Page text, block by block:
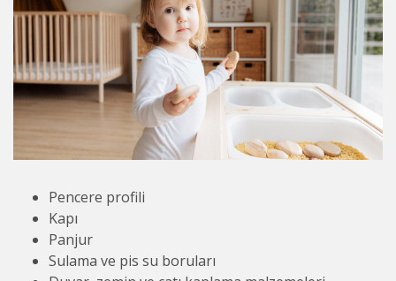
Pencere profili
Kapı
Panjur
Sulama ve pis su boruları